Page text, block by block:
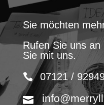
Sie möchten
Rufen Sie uns an
Sie mit uns.
07121 /